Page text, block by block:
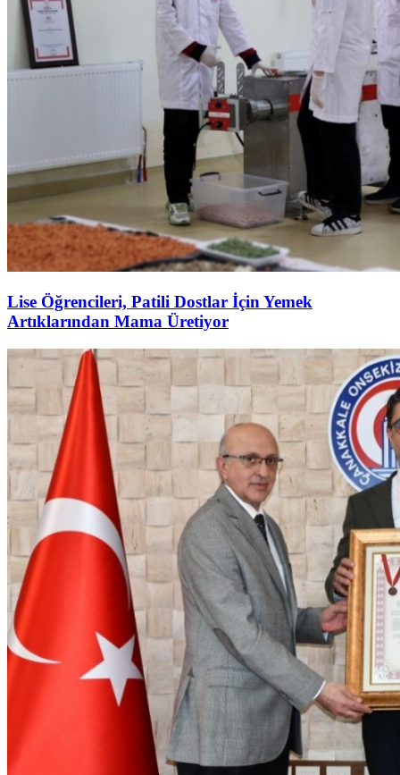
Lise Öğrencileri, Patili Dostlar İçin Yemek
Artıklarından Mama Üretiyor